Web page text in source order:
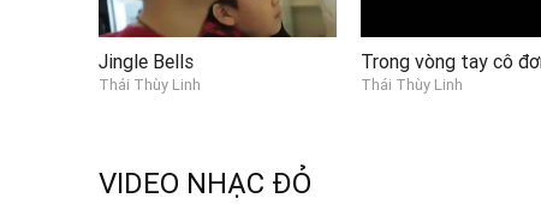
Jingle Bells
Thái Thùy Linh
Trong vòng tay cô
Thái Thùy Linh
VIDEO NHẠC ĐỎ